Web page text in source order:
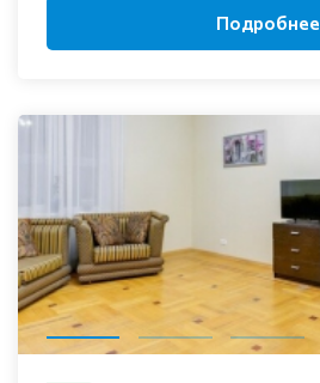
Подробнее